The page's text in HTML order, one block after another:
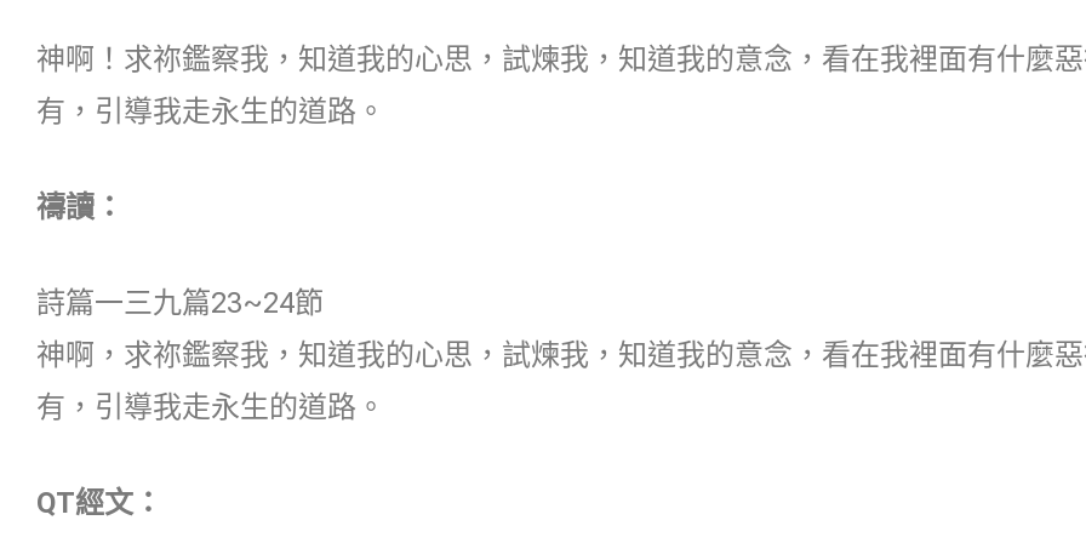
神啊！求祢鑑察我，知道我的心思，試煉我，知道我的意念，看在我裡面有什麼
有，引導我走永生的道路。
禱讀：
詩篇一三九篇23~24節
神啊，求祢鑑察我，知道我的心思，試煉我，知道我的意念，看在我裡面有什麼
有，引導我走永生的道路。
QT經文：